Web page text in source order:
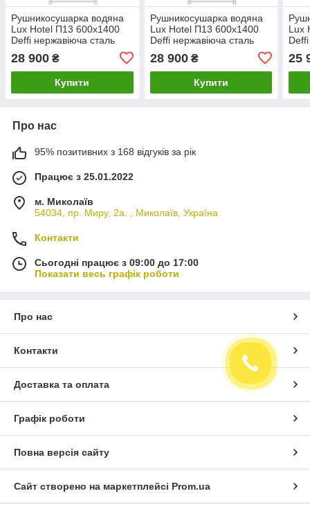
Рушникосушарка водяна
Lux Hotel П13 600х1400
Deffi нержавіюча сталь
підключення)
28 900 ₴
Купити
Рушникосушарка водяна
Lux Hotel П13 600х1400
Deffi нержавіюча сталь
підключення)
28 900₴
Купити
Lux
25
Про нас
95% позитивних з 168 відгуків за рік
Працює з 25.01.2022
м. Миколаїв
54034, пр. Миру, 2а. , Миколаїв, Україна
Контакти
Сьогодні працює з 09:00 до 17:00
Показати весь графік роботи
Про нас
Контакти
Доставка та оплата
Графік роботи
Повна версія сайту
Сайт створено на маркетплейсі Prom.ua